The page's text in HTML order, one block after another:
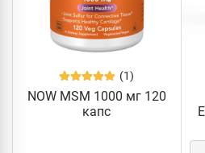
(1)
NOW MSM 1000 мг 120
капс